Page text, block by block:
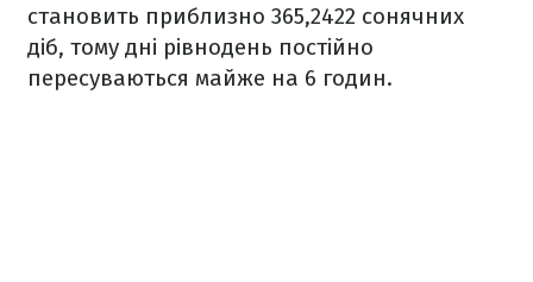
становить приблизно 365,2422 сонячних
діб, тому дні рівнодень постійно
пересуваються майже на 6 годин.